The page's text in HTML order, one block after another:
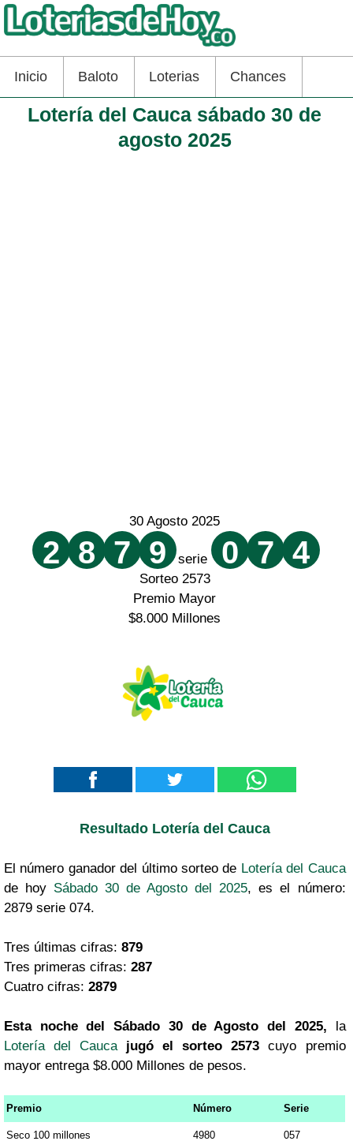
Inicio Baloto Loterias Chances
Lotería del Cauca sábado 30 de
agosto 2025
30 Agosto 2025
2 8 7 9 serie 0 7 4
Sorteo 2573
Premio Mayor
$8.000 Millones
Resultado Lotería del Cauca
El número ganador del último sorteo de Lotería del Cauca
de hoy Sábado 30 de Agosto del 2025, es el número:
2879 serie 074.
Tres últimas cifras: 879
Tres primeras cifras: 287
Cuatro cifras: 2879
Esta noche del Sábado 30 de Agosto del 2025, la
Lotería del Cauca
jugó el sorteo 2573 cuyo premio
mayor entrega $8.000 Millones de pesos.
Premio Número Serie
Seco 100 millones 4980 057